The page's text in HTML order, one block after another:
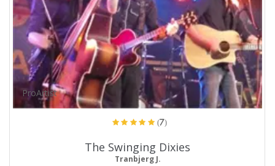
ProArtist
(7)
The Swinging Dixies
Tranbjerg J.